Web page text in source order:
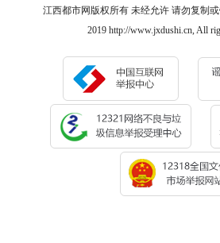
江西都市网版权所有 未经允许 请勿复制
2019 http://www.jxdushi.cn, All